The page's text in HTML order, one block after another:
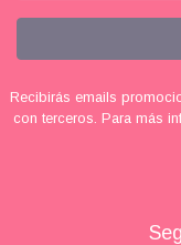
Recibirás emails
con terceros. Para más